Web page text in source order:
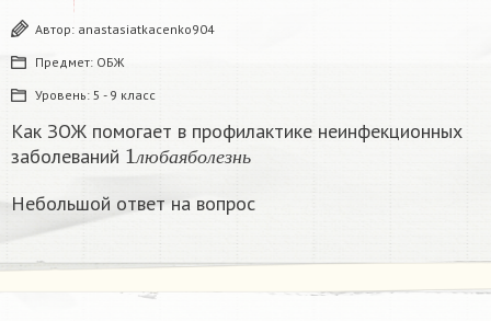
Автор: anastasiatkacenko904
Предмет: ОБЖ
Уровень: 5 - 9 класс
Как ЗОЖ помогает в профилактике неинфекционных
заболеваний
лю бая б олезнь
1люб а яболезнь
Небольшой ответ на вопрос